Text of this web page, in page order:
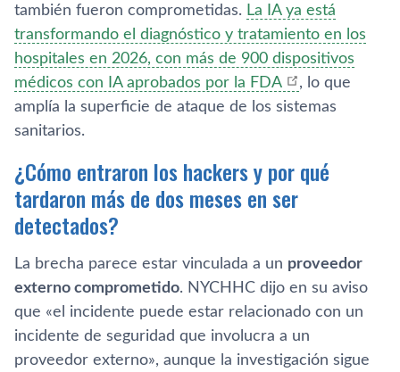
también fueron comprometidas. La IA ya está
transformando el diagnóstico y tratamiento en los
hospitales en 2026, con más de 900 dispositivos
médicos con IA aprobados por la FDA
, lo que
amplía la superficie de ataque de los sistemas
sanitarios.
¿Cómo entraron los hackers y por qué
tardaron más de dos meses en ser
detectados?
La brecha parece estar vinculada a un proveedor
externo comprometido. NYCHHC dijo en su aviso
que «el incidente puede estar relacionado con un
incidente de seguridad que involucra a un
proveedor externo», aunque la investigación sigue